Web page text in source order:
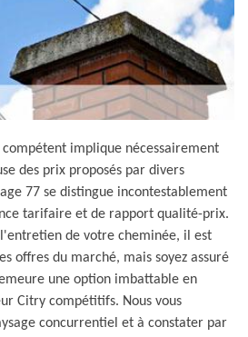
implique nécessairement
des prix proposés par divers
77 se distingue incontestablement
tarifaire et de rapport qualité-prix.
l'entretien de votre cheminée, il est
offres du marché, mais soyez assuré
une option imbattable en
Citry compétitifs. Nous vous
concurrentiel et à constater par